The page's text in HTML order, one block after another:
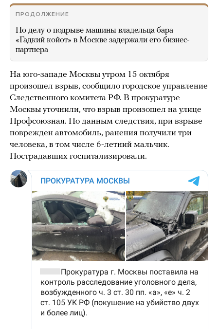
ПРОДОЛЖЕНИЕ
По делу о подрыве машины владельца бара
«Гадкий койот» в Москве задержали его бизнес-
партнера
На юго-западе Москвы утром 15 октября
произошел взрыв, сообщило городское управление
Следственного комитета РФ. В прокуратуре
Москвы уточнили, что взрыв произошел на улице
Профсоюзная. По данным следствия, при взрыве
поврежден автомобиль, ранения получили три
человека, в том числе 6-летний мальчик.
Пострадавших госпитализировали.